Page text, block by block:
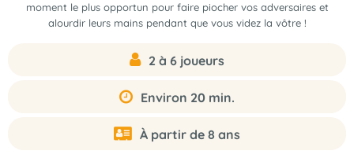
moment le plus opportun pour faire piocher vos adversaires et
alourdir leurs mains pendant que vous videz la vôtre !
2 à 6 joueurs
Environ 20 min.
À partir de 8 ans